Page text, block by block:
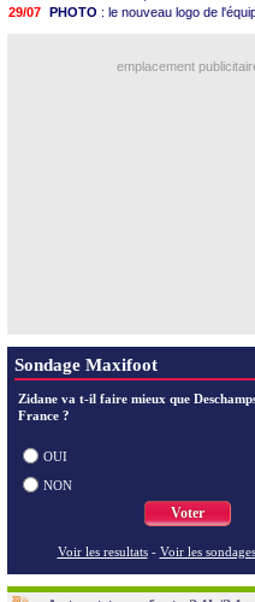
29/07 PHOTO : le nouveau logo de
: Zidane pense déjà à un
emplacement
Sondage Maxifoot
Zidane va t-il faire mieux que
France ?
OUI
NON
Voter
Voir les resultats - Voir les